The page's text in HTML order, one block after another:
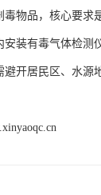
毒物品，核心要求
安装有毒气体检测
避开居民区、水源